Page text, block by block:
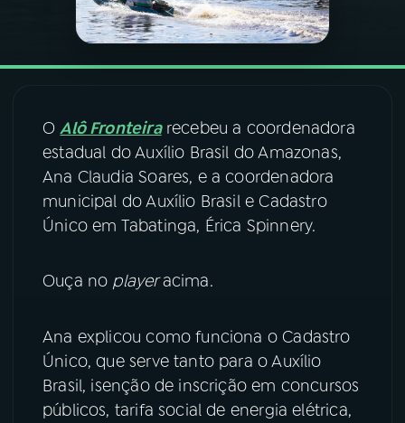
PODCASTS
07ÚLTIMAS
08 FESTIVAL DE MÚSICA
Instagram
TikTok
OAlô Fronteirarecebeu a coordenadora
estadual do Auxílio Brasil do Amazonas,
Ana Claudia Soares, e a coordenadora
municipal do Auxílio Brasil e Cadastro
Único em Tabatinga, Érica Spinnery.
Ouça no playeracima.
Ana explicou como funciona o Cadastro
Único, que serve tanto para o Auxílio
Brasil, isenção de inscrição em concursos
públicos, tarifa social de energia elétrica,